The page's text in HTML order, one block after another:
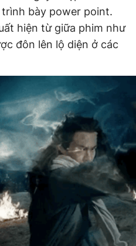
bày power point.
hiện từ giữa phim như
đôn lên lộ diện ở các